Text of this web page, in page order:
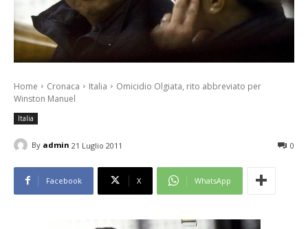
Home Cronaca Italia
Omicidio Olgiata, rito abbreviato per
Winston Manuel
Italia
By admin 21 Luglio 2011 0
Facebook X WhatsApp